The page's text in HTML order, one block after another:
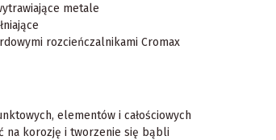
metale
rozcieńczalnikami Cromax
elementów i całościowych
na korozję i tworzenie się bąbli